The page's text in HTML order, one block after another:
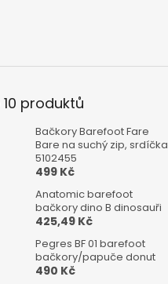
produktů
Bačkory Barefoot Fare
Bare na suchý zip, srdíčka
5102455
499 Kč
Anatomic barefoot
bačkory dino B dinosauři
425,49 Kč
Pegres BF 01 barefoot
bačkory/papuče donut
490 Kč